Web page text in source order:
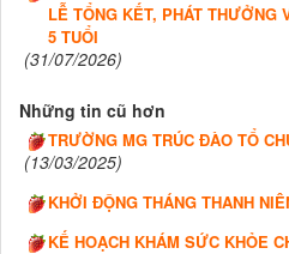
LỄ TỔNG KẾT, PHÁT THƯỞNG
5 TUỔI
(31/07/2026)
Những tin cũ hơn
TRƯỜNG MG TRÚC ĐÀO TỔ
(13/03/2025)
KHỞI ĐỘNG THÁNG THANH
KẾ HOẠCH KHÁM SỨC KHỎE